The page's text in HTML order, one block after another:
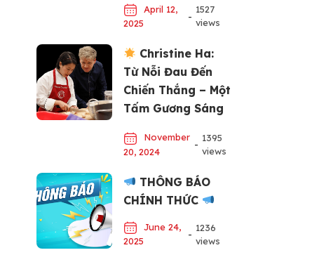
April 12,
2025
-
1527
views
Christine Ha:
Từ Nỗi Đau Đến
Chiến Thắng – Một
Tấm Gương Sáng
Lực
November
20, 2024
-
1395
views
THÔNG BÁO
CHÍNH THỨC
June 24,
2025
-
1236
views